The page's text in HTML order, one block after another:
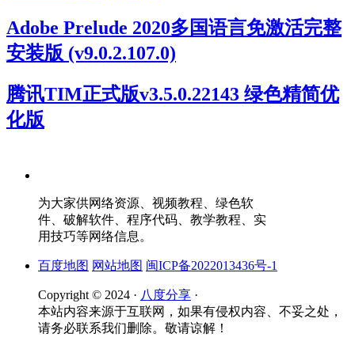
Adobe Prelude 2020多国语言免激活完整
安装版 (v9.0.2.107.0)
腾讯TIM正式版v3.5.0.22143 绿色精简优
化版
为大家供网络资源、视频教程、绿色软
件、破解软件、程序代码、教学教程、实
用技巧等网络信息。
百度地图 网站地图 闽ICP备2022013436号-1
Copyright © 2024 · 八度分享 ·
本站内容来源于互联网，如果有侵权内容、不妥之处，
请务必联系我们删除。敬请谅解！